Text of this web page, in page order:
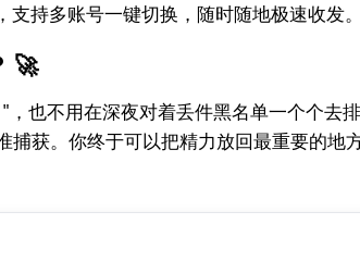
持多账号一键切换，随时随地极速收发。
🚀
也不用在深夜对着丢件黑名单一个个去
获。你终于可以把精力放回最重要的